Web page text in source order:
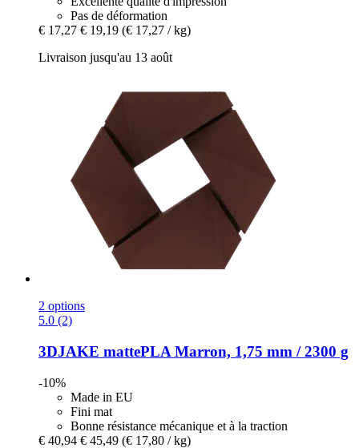
Pas de déformation
€ 17,27 € 19,19 (€ 17,27 / kg)
Livraison jusqu'au 13 août
2 options
5.0 (2)
3DJAKE mattePLA Marron, 1,75 mm / 2300 g
-10%
Made in EU
Fini mat
Bonne résistance mécanique et à la traction
€ 40,94 € 45,49 (€ 17,80 / kg)